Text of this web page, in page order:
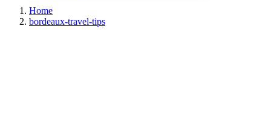
Home
bordeaux-travel-tips